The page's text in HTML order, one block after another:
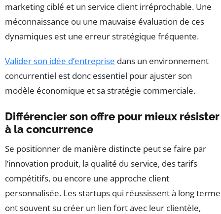
marketing ciblé et un service client irréprochable. Une
méconnaissance ou une mauvaise évaluation de ces
dynamiques est une erreur stratégique fréquente.
Valider son idée d’entreprise dans un environnement
concurrentiel est donc essentiel pour ajuster son
modèle économique et sa stratégie commerciale.
Différencier son offre pour mieux résister
à la concurrence
Se positionner de manière distincte peut se faire par
l’innovation produit, la qualité du service, des tarifs
compétitifs, ou encore une approche client
personnalisée. Les startups qui réussissent à long terme
ont souvent su créer un lien fort avec leur clientèle,